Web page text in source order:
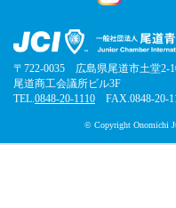
〒722-0035 広島県尾道市土堂2-
尾道商工会議所ビル3F
TEL.0848-20-1110 FAX.0848-20-
© Copyright Onomichi